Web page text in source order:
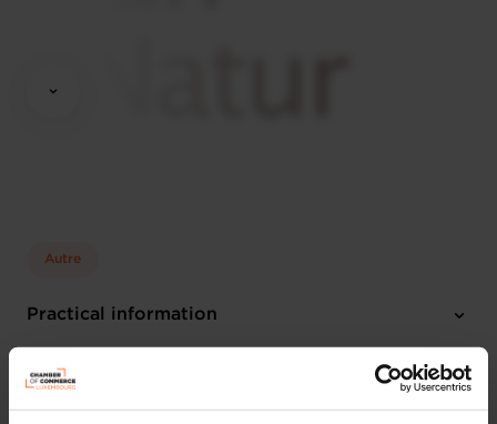
Autre
Practical information
Share this article